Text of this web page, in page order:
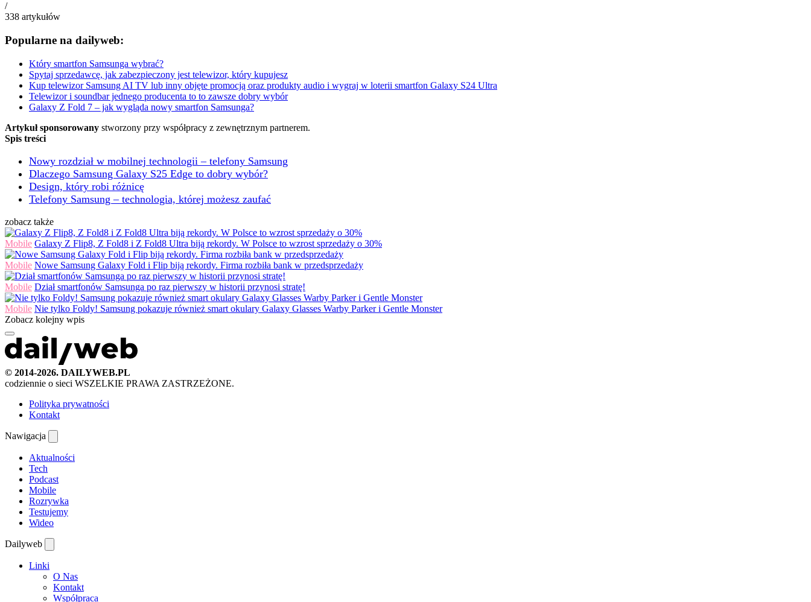
/
338 artykułów
Popularne na dailyweb:
Który smartfon Samsunga wybrać?
Spytaj sprzedawcę, jak zabezpieczony jest telewizor, który kupujesz
Kup telewizor Samsung AI TV lub inny objęte promocją oraz produkty audio i wygraj w loterii smartfon Galaxy S24 Ultra
Telewizor i soundbar jednego producenta to to zawsze dobry wybór
Galaxy Z Fold 7 – jak wygląda nowy smartfon Samsunga?
Artykuł sponsorowany stworzony przy współpracy z zewnętrznym partnerem.
Spis treści
Nowy rozdział w mobilnej technologii – telefony Samsung
Dlaczego Samsung Galaxy S25 Edge to dobry wybór?
​​Design, który robi różnicę
Telefony Samsung – technologia, której możesz zaufać
zobacz także
Mobile Galaxy Z Flip8, Z Fold8 i Z Fold8 Ultra biją rekordy. W Polsce to wzrost sprzedaży o 30%
Mobile Nowe Samsung Galaxy Fold i Flip biją rekordy. Firma rozbiła bank w przedsprzedaży
Mobile Dział smartfonów Samsunga po raz pierwszy w historii przynosi stratę!
Mobile Nie tylko Foldy! Samsung pokazuje również smart okulary Galaxy Glasses Warby Parker i Gentle Monster
Zobacz kolejny wpis
© 2014-2026. DAILYWEB.PL
codziennie o sieci WSZELKIE PRAWA ZASTRZEŻONE.
Polityka prywatności
Kontakt
Nawigacja
Aktualności
Tech
Podcast
Mobile
Rozrywka
Testujemy
Wideo
Dailyweb
Linki
O Nas
Kontakt
Współpraca